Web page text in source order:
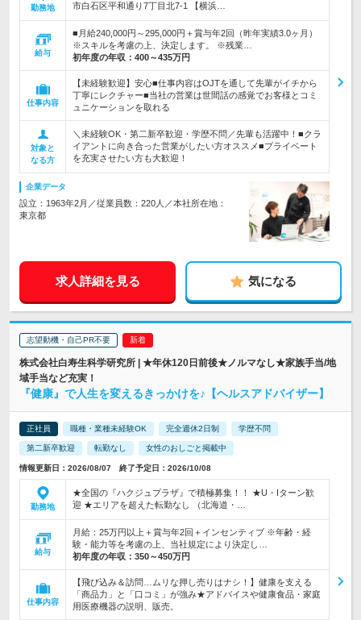
勤務地
市白石区平和通り7丁目北7-1 【横浜…
給与
■月給240,000円～295,000円＋賞与年2回（昨年実績3.0ヶ月）
※スキルを考慮の上、決定します。 ※残業…
初年度の年収： 400～435万円
仕事内容
【未経験歓迎】安心■仕事内容はOJTを通して先輩がイチから
丁寧にレクチャー■当社の営業は世間話の感覚でお客様とコミ
ュニケーションを取れる
対象と
なる方
＼未経験OK・第二新卒歓迎・学歴不問／先輩も活躍中！■クラ
イアントに向き合った営業がしたい方オススメ■プライベート
を充実させたい方も大歓迎！
企業データ
設立：1963年2月／従業員数：220人／本社所在地：
東京都
求人詳細を見る 気になる
志望動機・自己PR不要
株式会社白寿生科学研究所 | ★年休120日前後★ノルマなし★家族手当/地
域手当など充実！
『健康』で人生を変えるきっかけを♪【ヘルスアドバイザー】
正社員 職種・業種未経験OK 完全週休2日制 学歴不問
第二新卒歓迎 転勤なし 女性のおしごと掲載中
情報更新日：2026/08/07 終了予定日：2026/10/08
勤務地
★全国の『ハクジュプラザ』で積極募集！！ ★U・Iターン歓
迎 ★エリアを超えた転勤なし （北海道・…
給与
月給：25万円以上＋賞与年2回＋インセンティブ ※年齢・経
験・能力等を考慮の上、当社規定により決定し…
初年度の年収： 350～450万円
仕事内容
【飛び込み＆訪問…ムリな押し売りはナシ！】健康を支える
「商品力」と「口コミ」が強み★アドバイスや健康食品・家庭
用医療機器の説明、販売。